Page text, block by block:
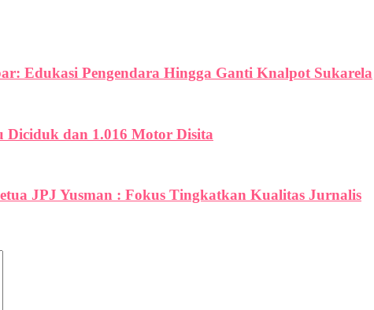
Edukasi Pengendara Hingga Ganti Knalpot Sukarela
Diciduk dan 1.016 Motor Disita
JPJ Yusman : Fokus Tingkatkan Kualitas Jurnalis